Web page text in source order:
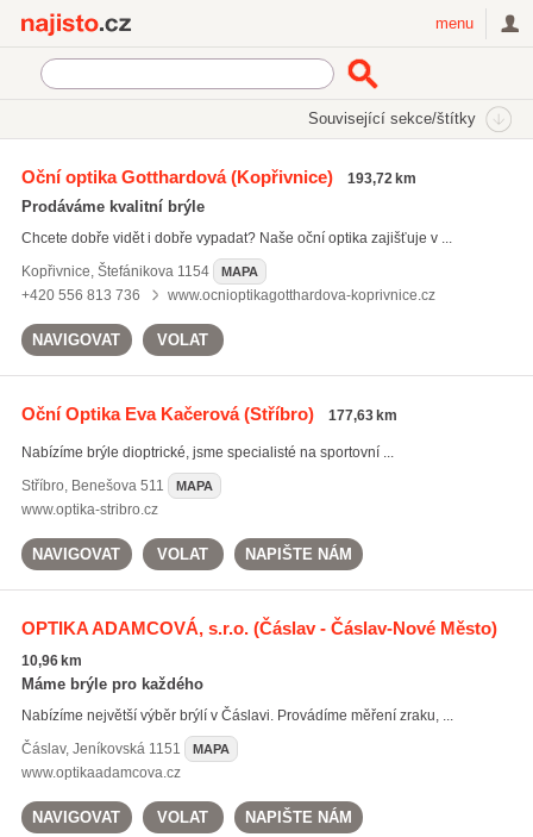
menu
Související sekce/štítky
sportovní dioptrické brýle(42)
značkové dioptrické brýle (116)
Všechny související štítky
Oční optika Gotthardová(Kopřivnice) 193,72 km
Prodáváme kvalitní brýle
Chcete dobře vidět i dobře vypadat? Naše oční optika zajišťuje v ...
Kopřivnice, Štefánikova 1154 MAPA
+420 556 813 736 www.ocnioptikagotthardova-koprivnice.cz
NAVIGOVAT VOLAT
Oční Optika Eva Kačerová(Stříbro) 177,63 km
Nabízíme brýle dioptrické, jsme specialisté na sportovní ...
Stříbro, Benešova 511 MAPA
www.optika-stribro.cz
NAVIGOVAT VOLAT NAPIŠTE NÁM
OPTIKA ADAMCOVÁ, s.r.o.(Čáslav - Čáslav-Nové Město)
10,96 km
Máme brýle pro každého
Nabízíme největší výběr brýlí v Čáslavi. Provádíme měření zraku, ...
Čáslav, Jeníkovská 1151 MAPA
www.optikaadamcova.cz
NAVIGOVAT VOLAT NAPIŠTE NÁM